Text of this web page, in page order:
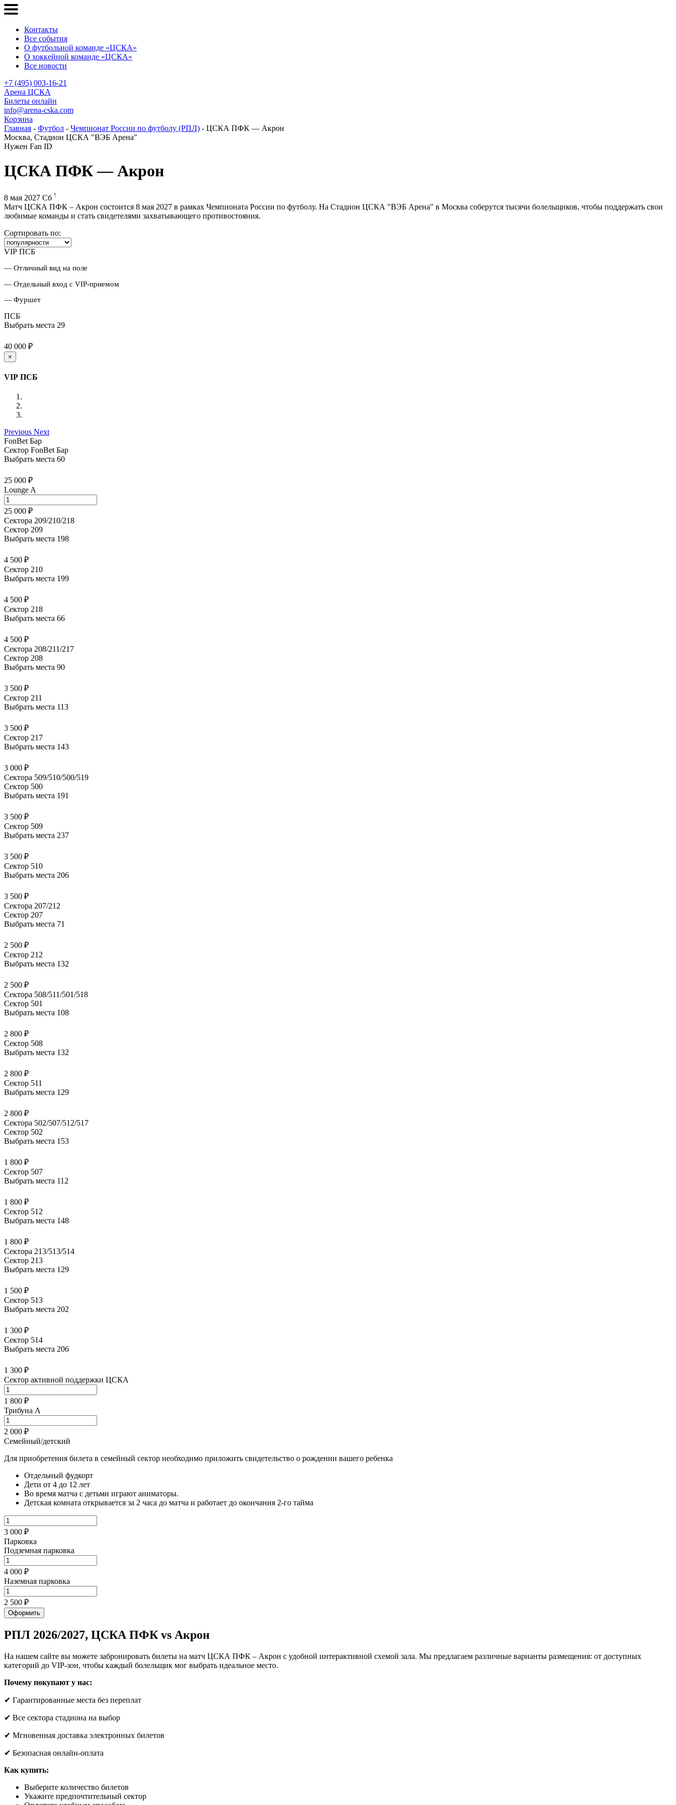
Контакты
Все события
О футбольной команде «ЦСКА»
О хоккейной команде «ЦСКА»
Все новости
+7 (495) 003-16-21
Арена ЦСКА
Билеты онлайн
info@arena-cska.com
Корзина
Главная - Футбол - Чемпионат России по футболу (РПЛ) - ЦСКА ПФК — Акрон
Москва, Стадион ЦСКА "ВЭБ Арена"
Нужен Fan ID
ЦСКА ПФК — Акрон
8 мая 2027 Сб !
Матч ЦСКА ПФК – Акрон состоится 8 мая 2027 в рамках Чемпионата России по футболу. На Стадион ЦСКА "ВЭБ Арена" в Москва соберутся тысячи болельщиков, чтобы поддержать свои
любимые команды и стать свидетелями захватывающего противостояния.
Сортировать по:
VIP ПСБ
— Отличный вид на поле
— Отдельный вход с VIP-приемом
— Фуршет
ПСБ
Выбрать места 29
40 000 ₽
×
VIP ПСБ
Previous Next
FonBet Бар
Сектор FonBet Бар
Выбрать места 60
25 000 ₽
Lounge A
25 000 ₽
Сектора 209/210/218
Сектор 209
Выбрать места 198
4 500 ₽
Сектор 210
Выбрать места 199
4 500 ₽
Сектор 218
Выбрать места 66
4 500 ₽
Сектора 208/211/217
Сектор 208
Выбрать места 90
3 500 ₽
Сектор 211
Выбрать места 113
3 500 ₽
Сектор 217
Выбрать места 143
3 000 ₽
Сектора 509/510/500/519
Сектор 500
Выбрать места 191
3 500 ₽
Сектор 509
Выбрать места 237
3 500 ₽
Сектор 510
Выбрать места 206
3 500 ₽
Сектора 207/212
Сектор 207
Выбрать места 71
2 500 ₽
Сектор 212
Выбрать места 132
2 500 ₽
Сектора 508/511/501/518
Сектор 501
Выбрать места 108
2 800 ₽
Сектор 508
Выбрать места 132
2 800 ₽
Сектор 511
Выбрать места 129
2 800 ₽
Сектора 502/507/512/517
Сектор 502
Выбрать места 153
1 800 ₽
Сектор 507
Выбрать места 112
1 800 ₽
Сектор 512
Выбрать места 148
1 800 ₽
Сектора 213/513/514
Сектор 213
Выбрать места 129
1 500 ₽
Сектор 513
Выбрать места 202
1 300 ₽
Сектор 514
Выбрать места 206
1 300 ₽
Сектор активной поддержки ЦСКА
1 800 ₽
Трибуна А
2 000 ₽
Семейный/детский
Для приобретения билета в семейный сектор необходимо приложить свидетельство о рождении вашего ребенка
Отдельный фудкорт
Дети от 4 до 12 лет
Во время матча с детьми играют аниматоры.
Детская комната открывается за 2 часа до матча и работает до окончания 2-го тайма
3 000 ₽
Парковка
Подземная парковка
4 000 ₽
Наземная парковка
2 500 ₽
Оформить
РПЛ 2026/2027, ЦСКА ПФК vs Акрон
На нашем сайте вы можете забронировать билеты на матч ЦСКА ПФК – Акрон с удобной интерактивной схемой зала. Мы предлагаем различные варианты размещения: от доступных
категорий до VIP-зон, чтобы каждый болельщик мог выбрать идеальное место.
Почему покупают у нас:
✔ Гарантированные места без переплат
✔ Все сектора стадиона на выбор
✔ Мгновенная доставка электронных билетов
✔ Безопасная онлайн-оплата
Как купить:
Выберите количество билетов
Укажите предпочтительный сектор